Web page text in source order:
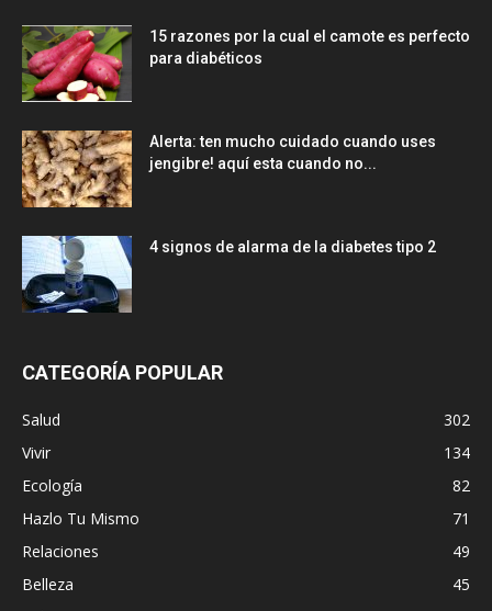
15 razones por la cual el camote es perfecto
para diabéticos
Alerta: ten mucho cuidado cuando uses
jengibre! aquí esta cuando no...
4 signos de alarma de la diabetes tipo 2
CATEGORÍA POPULAR
Salud
302
Vivir
134
Ecología
82
Hazlo Tu Mismo
71
Relaciones
49
Belleza
45